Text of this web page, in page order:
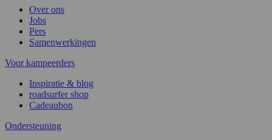
Over ons
Jobs
Pers
Samenwerkingen
Voor kampeerders
Inspiratie & blog
roadsurfer shop
Cadeaubon
Ondersteuning